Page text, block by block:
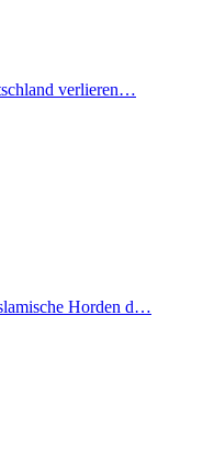
verlieren…
Horden d…